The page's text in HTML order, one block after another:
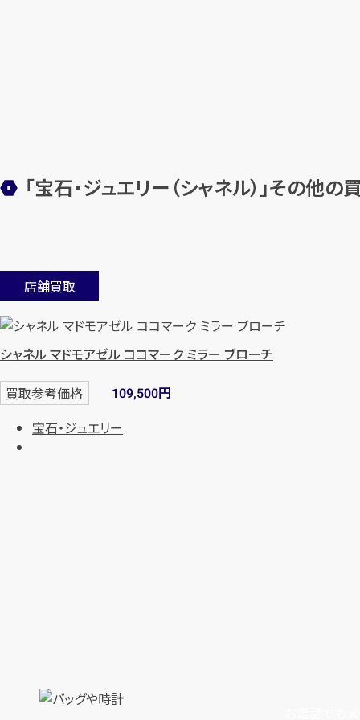
「宝石・ジュエリー（シャネル）」その他
店舗買取
シャネル マドモアゼル ココマーク ミラー ブローチ
買取参考価格 109,500円
宝石・ジュエリー